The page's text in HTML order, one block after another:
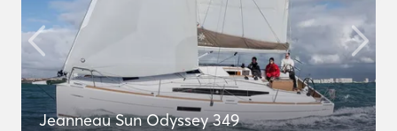
Jeanneau Sun Odyssey 349